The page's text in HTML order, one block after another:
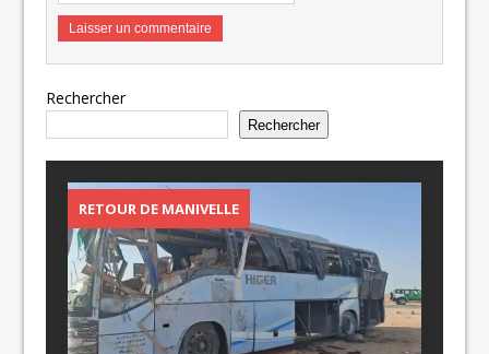
Rechercher
Rechercher
RETOUR DE MANIVELLE